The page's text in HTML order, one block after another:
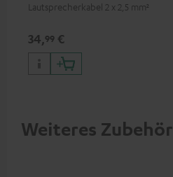
Lautsprecherkabel 2 x 2,5 mm²
34,99 €
Weiteres Zubehör